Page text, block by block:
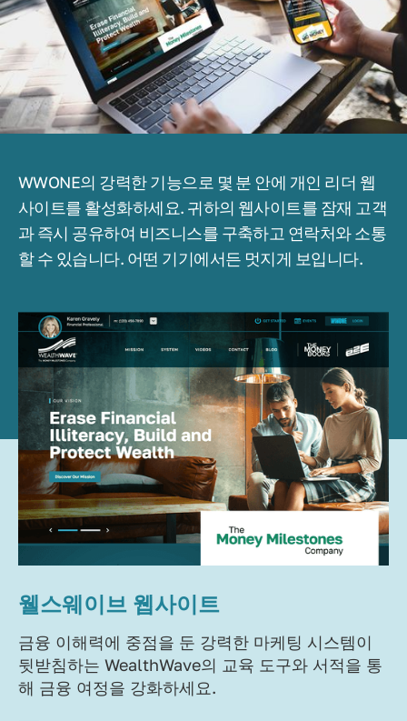
WWONE의 강력한 기능으로 몇 분 안에 개인 리더 웹
사이트를 활성화하세요. 귀하의 웹사이트를 잠재 고객
과 즉시 공유하여 비즈니스를 구축하고 연락처와 소통
할 수 있습니다. 어떤 기기에서든 멋지게 보입니다.
웰스웨이브 웹사이트
금융 이해력에 중점을 둔 강력한 마케팅 시스템이
뒷받침하는 WealthWave의 교육 도구와 서적을 통
해 금융 여정을 강화하세요.